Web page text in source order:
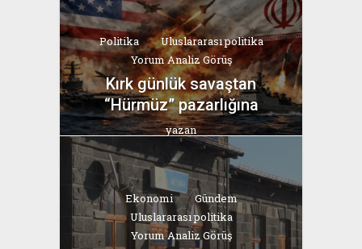
Politika
Uluslararası politika
Yorum Analiz Görüş
Kırk günlük savaştan
“Hürmüz” pazarlığına
yazan
Bahri Ak
Ekonomi
Gündem
Uluslararası politika
Yorum Analiz Görüş